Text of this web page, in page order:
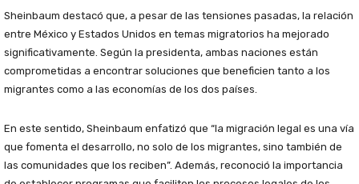
Sheinbaum destacó que, a pesar de las tensiones pasadas, la relación
entre México y Estados Unidos en temas migratorios ha mejorado
significativamente. Según la presidenta, ambas naciones están
comprometidas a encontrar soluciones que beneficien tanto a los
migrantes como a las economías de los dos países.
En este sentido, Sheinbaum enfatizó que “la migración legal es una vía
que fomenta el desarrollo, no solo de los migrantes, sino también de
las comunidades que los reciben”. Además, reconoció la importancia